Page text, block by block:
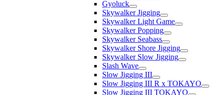
Gyoluck
Skywalker Jigging
Skywalker Light Game
Skywalker Popping
Skywalker Seabass
Skywalker Shore Jigging
Skywalker Slow Jigging
Slash Wave
Slow Jigging III
Slow Jigging III R x TOKAYO
Slow Jigging III TOKAYO